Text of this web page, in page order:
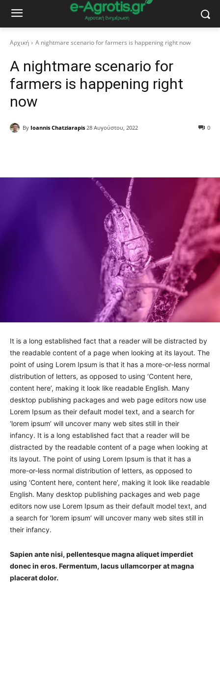
Αρχική A nightmare scenario for farmers is happening right now
A nightmare scenario for
farmers is happening right
now
By Ioannis Chatziarapis 28 Αυγούστου, 2022 0
It is a long established fact that a reader will be distracted by
the readable content of a page when looking at its layout. The
point of using Lorem Ipsum is that it has a more-or-less normal
distribution of letters, as opposed to using ‘Content here,
content here’, making it look like readable English. Many
desktop publishing packages and web page editors now use
Lorem Ipsum as their default model text, and a search for
‘lorem ipsum’ will uncover many web sites still in their
infancy. It is a long established fact that a reader will be
distracted by the readable content of a page when looking at
its layout. The point of using Lorem Ipsum is that it has a
more-or-less normal distribution of letters, as opposed to
using ‘Content here, content here’, making it look like readable
English. Many desktop publishing packages and web page
editors now use Lorem Ipsum as their default model text, and
a search for ‘lorem ipsum’ will uncover many web sites still in
their infancy.
Sapien ante nisi, pellentesque magna aliquet imperdiet
donec in eros. Fermentum, lacus ullamcorper at magna
placerat dolor.